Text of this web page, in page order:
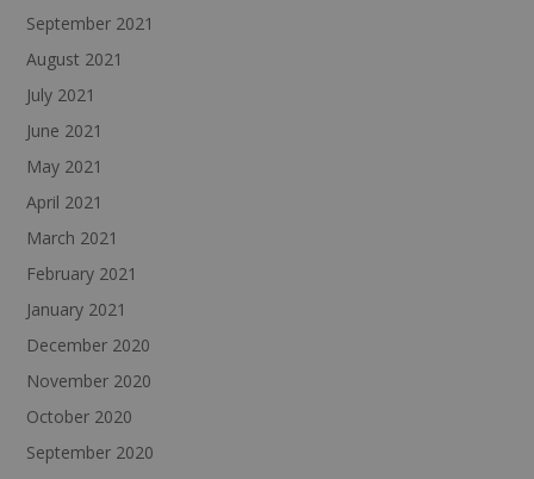
September 2021
August 2021
July 2021
June 2021
May 2021
April 2021
March 2021
February 2021
January 2021
December 2020
November 2020
October 2020
September 2020